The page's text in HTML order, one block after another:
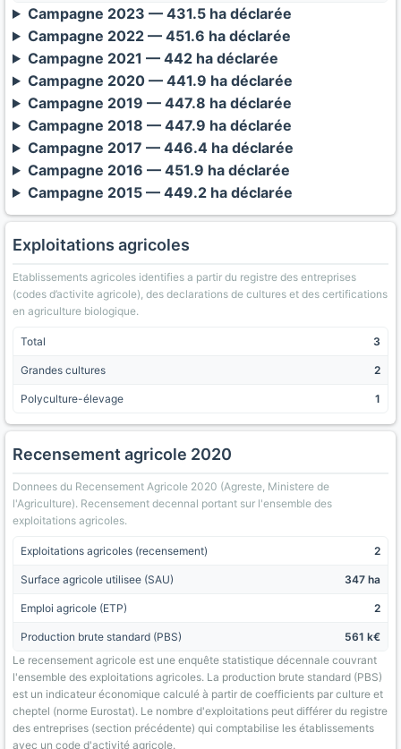
Campagne 2023 — 431.5 ha déclarée
Campagne 2022 — 451.6 ha déclarée
Campagne 2021 — 442 ha déclarée
Campagne 2020 — 441.9 ha déclarée
Campagne 2019 — 447.8 ha déclarée
Campagne 2018 — 447.9 ha déclarée
Campagne 2017 — 446.4 ha déclarée
Campagne 2016 — 451.9 ha déclarée
Campagne 2015 — 449.2 ha déclarée
Exploitations agricoles
Etablissements agricoles identifies a partir du registre des entreprises
(codes d’activite agricole), des declarations de cultures et des certifications
en agriculture biologique.
Total 3
Grandes cultures 2
Polyculture-élevage 1
Recensement agricole 2020
Donnees du Recensement Agricole 2020 (Agreste, Ministere de
l'Agriculture). Recensement decennal portant sur l'ensemble des
exploitations agricoles.
Exploitations agricoles (recensement) 2
Surface agricole utilisee (SAU) 347 ha
Emploi agricole (ETP) 2
Production brute standard (PBS)
561 k€
Le recensement agricole est une enquête statistique décennale couvrant
l'ensemble des exploitations agricoles. La production brute standard (PBS)
est un indicateur économique calculé à partir de coefficients par culture et
cheptel (norme Eurostat). Le nombre d'exploitations peut différer du registre
des entreprises (section précédente) qui comptabilise les établissements
avec un code d'activité agricole.